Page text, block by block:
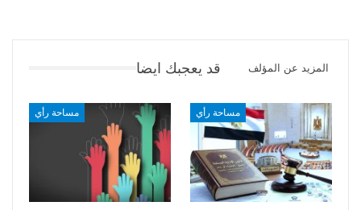
قد يعجبك ايضا المزيد عن المؤلف
مساحة رأي مساحة رأي